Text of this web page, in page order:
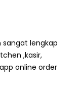
lengkap
,kasir,
online order